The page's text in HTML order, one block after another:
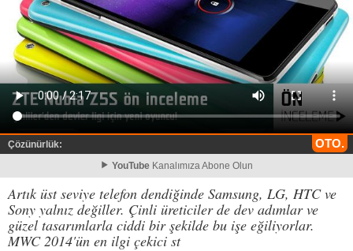
Çözünürlük: OTO.
YouTube Kanalımıza Abone Olun
Artık üst seviye telefon dendiğinde Samsung, LG, HTC ve
Sony yalnız değiller. Çinli üreticiler de dev adımlar ve
güzel tasarımlarla ciddi bir şekilde bu işe eğiliyorlar.
MWC 2014'ün en ilgi çekici st